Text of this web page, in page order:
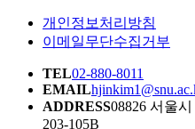
개인정보처리방침
이메일무단수집거부
TEL02-880-8011
EMAIL
ADDRESS08826 서울
203-105B